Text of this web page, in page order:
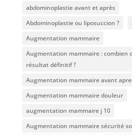
abdominoplastie avant et après
Abdominoplastie ou liposuccion ?
Augmentation mammaire
Augmentation mammaire : combien
résultat définitif ?
Augmentation mammaire avant
Augmentation mammaire douleur
augmentation mammaire j 10
Augmentation mammaire sécurité